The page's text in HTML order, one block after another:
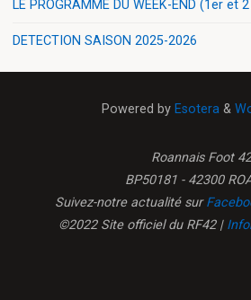
LE PROGRAMME DU WEEK-END (1er et
DETECTION SAISON 2025-2026
Powered by Esotera &
Roannais Foot 42
BP50181 - 42300
Suivez-notre actualité sur
©2022 Site officiel du RF42 |